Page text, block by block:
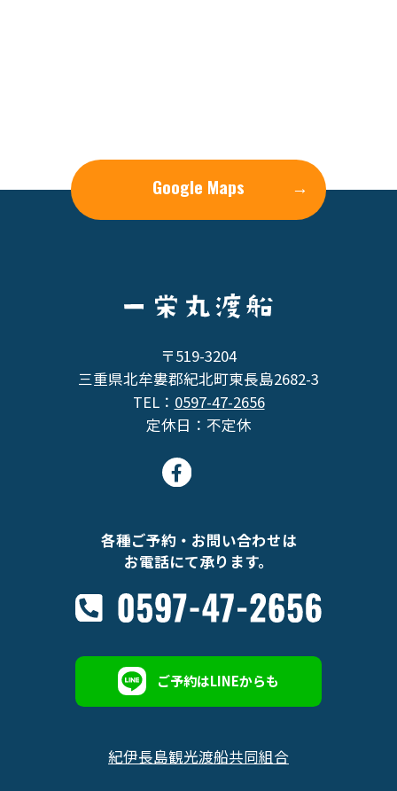
Google Maps →
〒519-3204
三重県北牟婁郡紀北町東長島2682-3
TEL： 0597-47-2656
定休日：不定休
各種ご予約・お問い合わせは
お電話にて承ります。
ご予約はLINEからも
紀伊長島観光渡船共同組合